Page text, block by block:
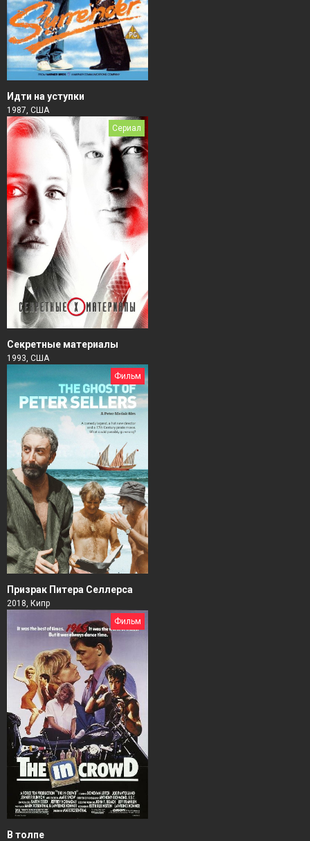
Идти на уступки
1987, США
Сериал
Секретные материалы
1993, США
Фильм
Призрак Питера Селлерса
2018, Кипр
Фильм
В толпе